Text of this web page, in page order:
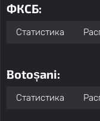
ФКСБ:
Статистика
Botoșani:
Статистика